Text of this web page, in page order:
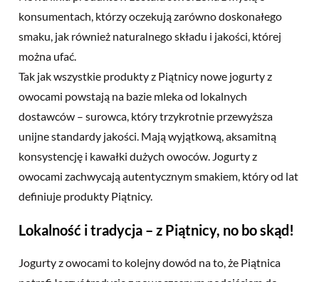
konsumentach, którzy oczekują zarówno doskonałego
smaku, jak również naturalnego składu i jakości, której
można ufać.
Tak jak wszystkie produkty z Piątnicy nowe jogurty z
owocami powstają na bazie mleka od lokalnych
dostawców – surowca, który trzykrotnie przewyższa
unijne standardy jakości. Mają wyjątkową, aksamitną
konsystencję i kawałki dużych owoców. Jogurty z
owocami zachwycają autentycznym smakiem, który od lat
definiuje produkty Piątnicy.
Lokalność i tradycja – z Piątnicy, no bo skąd!
Jogurty z owocami to kolejny dowód na to, że Piątnica